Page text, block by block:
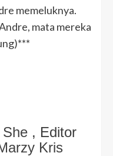
memeluknya.
mata mereka
, Editor
Kris